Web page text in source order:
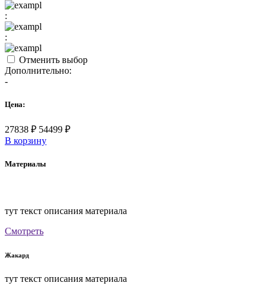
:
:
Отменить выбор
Дополнительно:
-
Цена:
27838 ₽ 54499 ₽
В корзину
Материалы
тут текст описания материала
Смотреть
Жакард
тут текст описания материала